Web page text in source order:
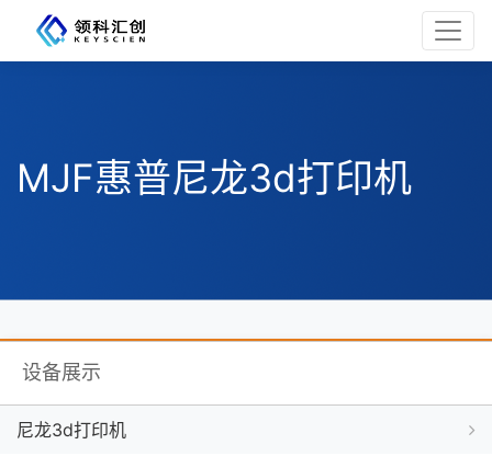
MJF惠普尼龙3d打印机
设备展示
尼龙3d打印机